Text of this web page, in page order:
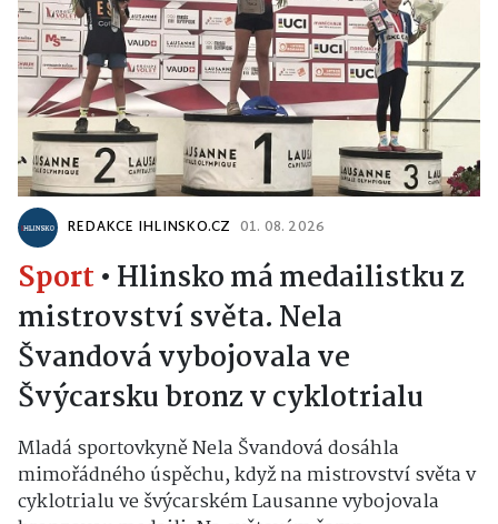
REDAKCE IHLINSKO.CZ 01. 08. 2026
Sport • Hlinsko má medailistku z
mistrovství světa. Nela
Švandová vybojovala ve
Švýcarsku bronz v cyklotrialu
Mladá sportovkyně Nela Švandová dosáhla
mimořádného úspěchu, když na mistrovství světa v
cyklotrialu ve švýcarském Lausanne vybojovala